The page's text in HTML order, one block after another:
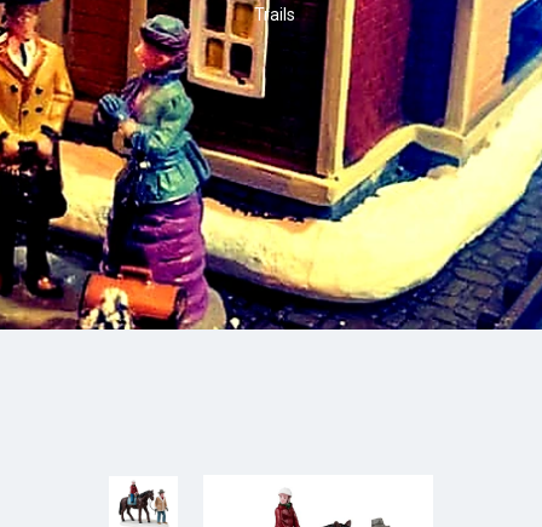
Trails